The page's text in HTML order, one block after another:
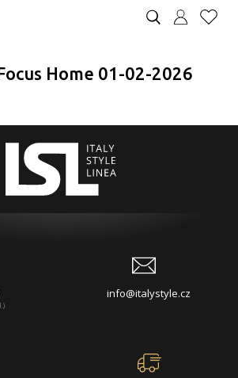
Home 01-02-2026
info@italystyle.cz